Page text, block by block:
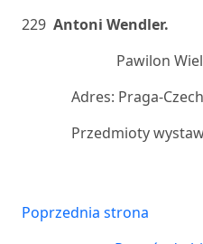
229 Antoni Wendler.
Pawilon
Adres: Praga-
Przedmioty
Poprzednia strona